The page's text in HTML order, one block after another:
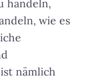
handeln,
wie es
nämlich